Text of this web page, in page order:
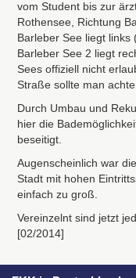
vom Student bis zur
Rothensee, Richtung
Barleber See liegt
Barleber See 2 liegt
Sees offiziell nicht
Straße sollte man
Durch Umbau und
hier die
beseitigt.
Augenscheinlich war
Stadt mit hohen
einfach zu groß.
Vereinzelnt sind jetzt
[02/2014]